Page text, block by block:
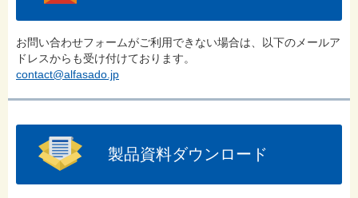
お問い合わせフォームがご利用できない場合は、以下のメールア
ドレスからも受け付けております。
contact@alfasado.jp
製品資料ダウンロード